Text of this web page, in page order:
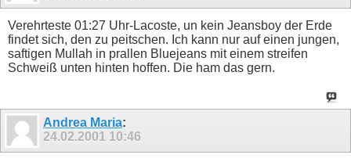
Verehrteste 01:27 Uhr-Lacoste, un kein Jeansboy der Erde
findet sich, den zu peitschen. Ich kann nur auf einen jungen,
saftigen Mullah in prallen Bluejeans mit einem streifen
Schweiß unten hinten hoffen. Die ham das gern.
Andrea Maria:
24.02.2001 10:46